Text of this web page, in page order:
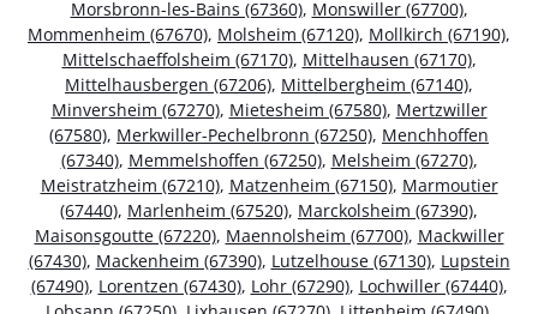
Morsbronn-les-Bains (67360), Monswiller (67700),
Mommenheim (67670), Molsheim (67120), Mollkirch (67190),
Mittelschaeffolsheim (67170), Mittelhausen (67170),
Mittelhausbergen (67206), Mittelbergheim (67140),
Minversheim (67270), Mietesheim (67580), Mertzwiller
(67580), Merkwiller-Pechelbronn (67250), Menchhoffen
(67340), Memmelshoffen (67250), Melsheim (67270),
Meistratzheim (67210), Matzenheim (67150), Marmoutier
(67440), Marlenheim (67520), Marckolsheim (67390),
Maisonsgoutte (67220), Maennolsheim (67700), Mackwiller
(67430), Mackenheim (67390), Lutzelhouse (67130), Lupstein
(67490), Lorentzen (67430), Lohr (67290), Lochwiller (67440),